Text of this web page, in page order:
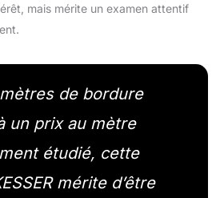
mais mérite un examen attentif
de bordure
un prix au mètre
étudié, cette
mérite d’être